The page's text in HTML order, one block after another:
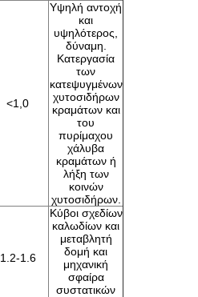
<1,0
Υψηλή αντοχή
και
υψηλότερος,
δύναμη.
Κατεργασία
των
κατεψυγμένων
χυτοσιδήρων
κραμάτων και
του
πυρίμαχου
χάλυβα
κραμάτων ή
λήξη των
κοινών
χυτοσιδήρων.
1.2-1.6
Κύβοι σχεδίων
καλωδίων και
μεταβλητή
δομή και
μηχανική
σφαίρα
συστατικών